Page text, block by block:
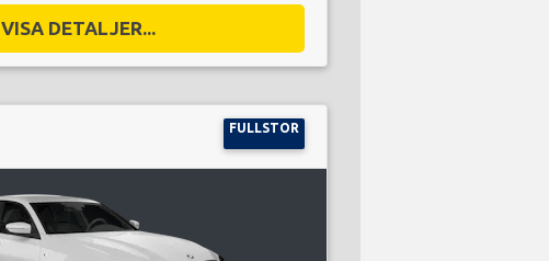
VISA DETALJER...
FULLSTOR